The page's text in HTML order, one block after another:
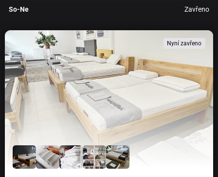
So-Ne Zavřeno
Nyní zavřeno